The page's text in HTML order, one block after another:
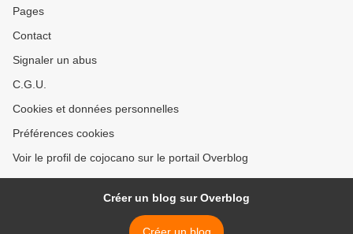
Pages
Contact
Signaler un abus
C.G.U.
Cookies et données personnelles
Préférences cookies
Voir le profil de cojocano sur le portail Overblog
Créer un blog sur Overblog